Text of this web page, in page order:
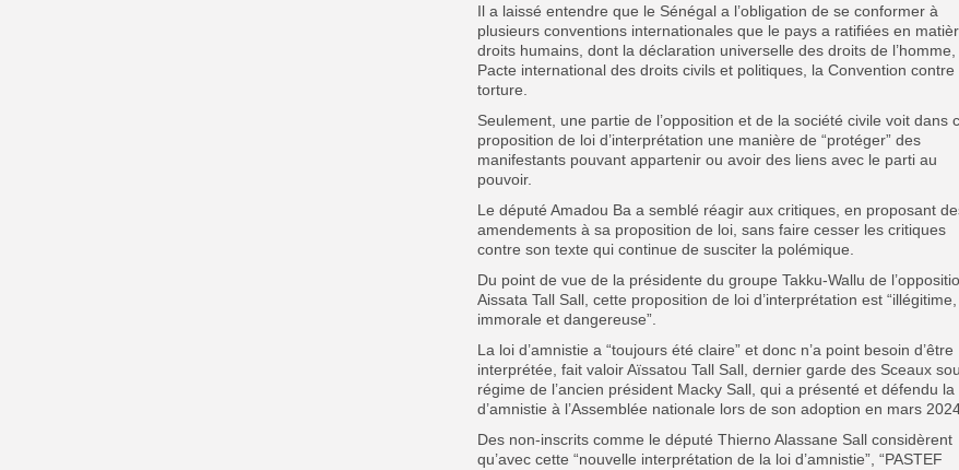
Il a laissé entendre que le Sénégal a l’obligation de se conformer à
plusieurs conventions internationales que le pays a ratifiées en
droits humains, dont la déclaration universelle des droits de l’homme,
Pacte international des droits civils et politiques, la Convention contre
torture.
Seulement, une partie de l’opposition et de la société civile voit dans
proposition de loi d’interprétation une manière de “protéger” des
manifestants pouvant appartenir ou avoir des liens avec le parti au
pouvoir.
Le député Amadou Ba a semblé réagir aux critiques, en proposant
amendements à sa proposition de loi, sans faire cesser les critiques
contre son texte qui continue de susciter la polémique.
Du point de vue de la présidente du groupe Takku-Wallu de
Aissata Tall Sall, cette proposition de loi d’interprétation est “illégitime,
immorale et dangereuse”.
La loi d’amnistie a “toujours été claire” et donc n’a point besoin d’être
interprétée, fait valoir Aïssatou Tall Sall, dernier garde des Sceaux
régime de l’ancien président Macky Sall, qui a présenté et défendu la
d’amnistie à l’Assemblée nationale lors de son adoption en mars
Des non-inscrits comme le député Thierno Alassane Sall considèrent
qu’avec cette “nouvelle interprétation de la loi d’amnistie”, “PASTEF